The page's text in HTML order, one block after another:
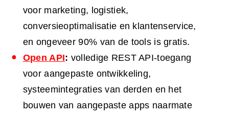
voor marketing, logistiek,
conversieoptimalisatie en klantenservice,
en ongeveer 90% van de tools is gratis.
Open API: volledige REST API-toegang
voor aangepaste ontwikkeling,
systeemintegraties van derden en het
bouwen van aangepaste apps naarmate